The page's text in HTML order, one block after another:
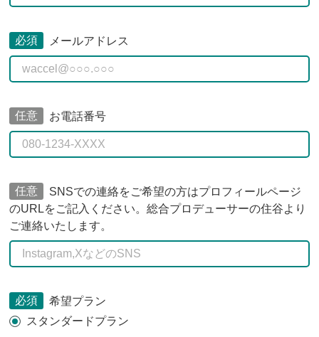
必須 メールアドレス
任意 お電話番号
任意
SNSでの連絡をご希望の方はプロフィールページ
のURLをご記入ください。総合プロデューサーの住谷より
ご連絡いたします。
必須
希望プラン
スタンダードプラン